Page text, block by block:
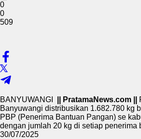
0
0
509
BANYUWANGI || PratamaNews.com ||
Banyuwangi distribusikan 1.682.780 kg
PBP (Penerima Bantuan Pangan) se
dengan jumlah 20 kg di setiap penerima
30/07/2025